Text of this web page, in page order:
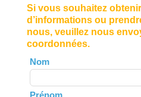
Si vous souhaitez
d’informations ou
nous, veuillez nous
coordonnées.
Leave
this
field
Nom
Prénom